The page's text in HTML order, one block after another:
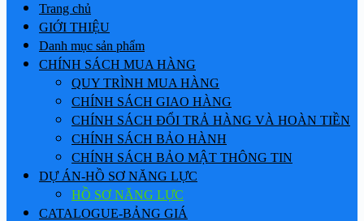
Trang chủ
GIỚI THIỆU
Danh mục sản phẩm
CHÍNH SÁCH MUA HÀNG
QUY TRÌNH MUA HÀNG
CHÍNH SÁCH GIAO HÀNG
CHÍNH SÁCH ĐỔI TRẢ HÀNG VÀ HOÀN TIỀN
CHÍNH SÁCH BẢO HÀNH
CHÍNH SÁCH BẢO MẬT THÔNG TIN
DỰ ÁN-HỒ SƠ NĂNG LỰC
HỒ SƠ NĂNG LỰC
CATALOGUE-BẢNG GIÁ